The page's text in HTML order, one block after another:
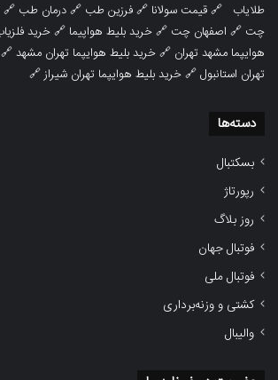
طلایاب 🔗قیمت سولانا 🔗فرزین طب 🔗درمان طب 🔗
چت 🔗 اصفهان چت 🔗خرید بلیط هواپیما 🔗خرید
هوایپما مشهد تهران 🔗خرید بلیط هوایپما تهران مشهد🔗
تهران استانبول🔗خرید بلیط هوایپما تهران شیراز🔗
دسته‌ها
بسکتبال
رپورتاژ
روز بلاگ
فوتبال جهان
فوتبال ملی
کشتی و وزنه‌برداری
والیبال